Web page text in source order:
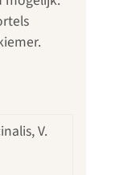
V.